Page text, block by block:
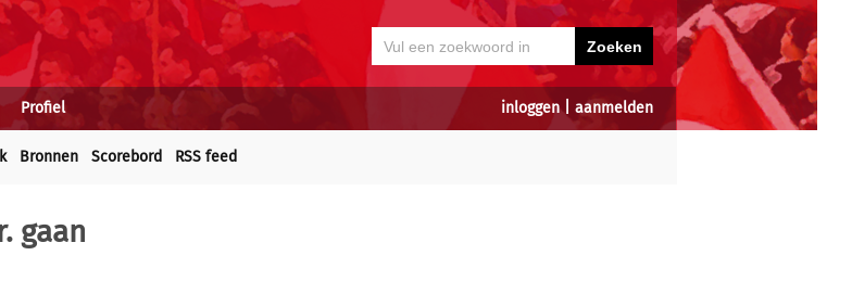
inloggen| aanmelden
Profiel
Bronnen Scorebord RSS feed
gaan